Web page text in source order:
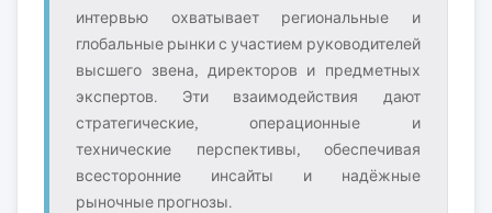
интервью охватывает региональные и
глобальные рынки с участием руководителей
высшего звена, директоров и предметных
экспертов. Эти взаимодействия дают
стратегические, операционные и
технические перспективы, обеспечивая
всесторонние инсайты и надёжные
рыночные прогнозы.